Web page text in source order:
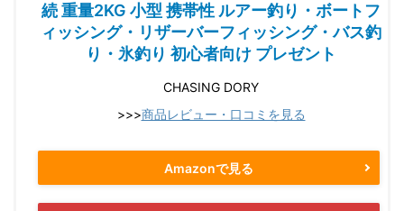
続 重量2KG 小型 携帯性 ルアー釣り・ボートフ
ィッシング・リザーバーフィッシング・バス釣
り・氷釣り 初心者向け プレゼント
CHASING DORY
>>>商品レビュー・口コミを見る
Amazonで見る